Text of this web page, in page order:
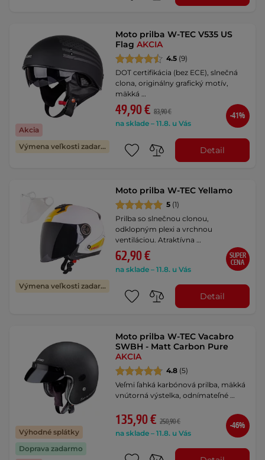
Akcia
Výmena veľkosti zadarmo
Moto prilba W-TEC V535 US
FlagAKCIA
4.5 (9)
DOT certifikácia (bez ECE), slnečná
clona, originálny grafický motív,
mäkká …
49,90 € 83,90 €
na sklade – 11.8. u Vás
-41%
Detail
Výmena veľkosti zadarmo
Moto prilba W-TEC Yellamo
5 (1)
Prilba so slnečnou clonou,
odklopným plexi a vrchnou
ventiláciou. Atraktívna …
62,90 €
na sklade – 11.8. u Vás
SUPER
CENA
Detail
Výhodné splátky
Doprava zadarmo
Moto prilba W-TEC Vacabro
SWBH - Matt Carbon Pure
AKCIA
4.8 (5)
Veľmi ľahká karbónová prilba, mäkká
vnútorná výstelka, odnímateľné …
135,90 € 250,90 €
na sklade – 11.8. u Vás
-46%